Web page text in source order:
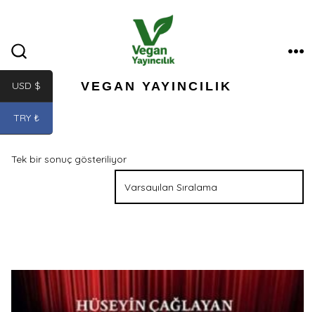
ÇUBUĞUNU
GÖSTER/GIZLEVEGAN YAYINCILIK
Tek bir sonuç gösteriliyor
USD $
TRY ₺